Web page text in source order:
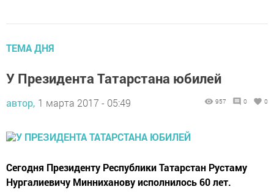
ТЕМА ДНЯ
У Президента Татарстана юбилей
автор, 1 марта 2017 - 05:49 957 0 0
Сегодня Президенту Республики Татарстан Рустаму
Нургалиевичу Минниханову исполнилось 60 лет.